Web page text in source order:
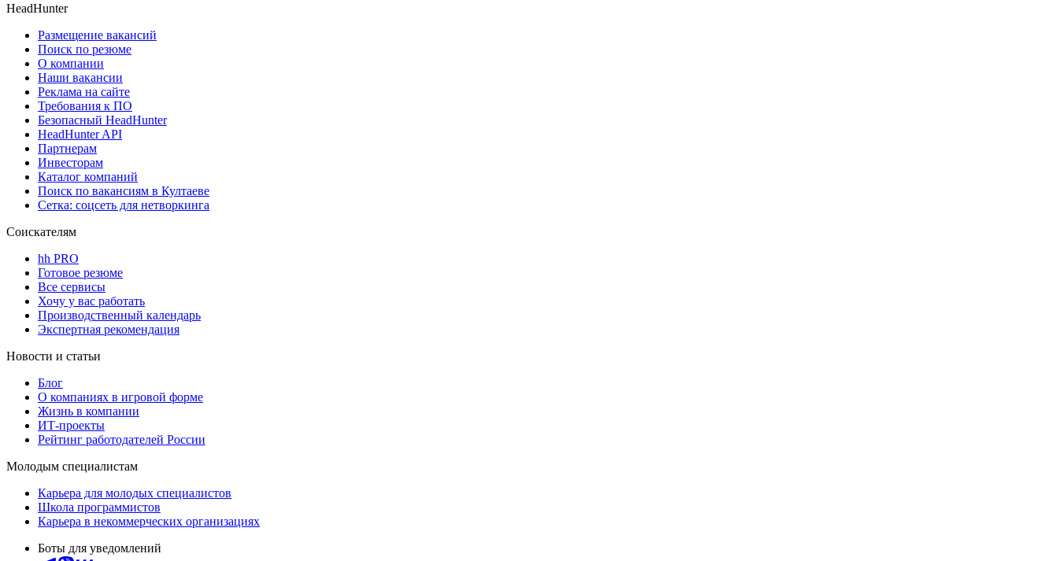
HeadHunter
Размещение вакансий
Поиск по резюме
О компании
Наши вакансии
Реклама на сайте
Требования к ПО
Безопасный HeadHunter
HeadHunter API
Партнерам
Инвесторам
Каталог компаний
Поиск по вакансиям в Култаеве
Сетка: соцсеть для нетворкинга
Соискателям
hh PRO
Готовое резюме
Все сервисы
Хочу у вас работать
Производственный календарь
Экспертная рекомендация
Новости и статьи
Блог
О компаниях в игровой форме
Жизнь в компании
ИТ-проекты
Рейтинг работодателей России
Молодым специалистам
Карьера для молодых специалистов
Школа программистов
Карьера в некоммерческих организациях
Боты для уведомлений